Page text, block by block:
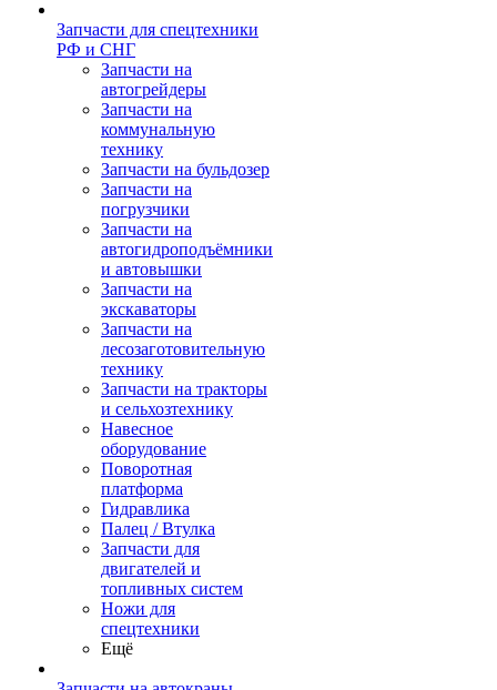
Запчасти для спецтехники
РФ и СНГ
Запчасти на
автогрейдеры
Запчасти на
коммунальную
технику
Запчасти на бульдозер
Запчасти на
погрузчики
Запчасти на
автогидроподъёмники
и автовышки
Запчасти на
экскаваторы
Запчасти на
лесозаготовительную
технику
Запчасти на тракторы
и сельхозтехнику
Навесное
оборудование
Поворотная
платформа
Гидравлика
Палец / Втулка
Запчасти для
двигателей и
топливных систем
Ножи для
спецтехники
Ещё